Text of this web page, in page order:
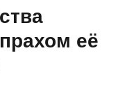
её